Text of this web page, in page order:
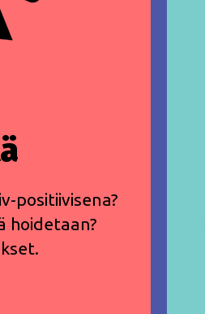
positiivisena?
hoidetaan?